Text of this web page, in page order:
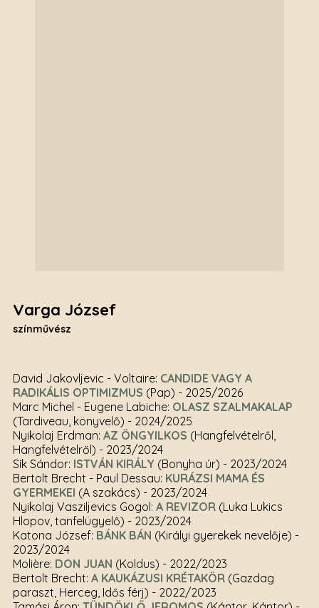
Varga József
színművész
David Jakovljevic - Voltaire: CANDIDE VAGY A
RADIKÁLIS OPTIMIZMUS (Pap) - 2025/2026
Marc Michel - Eugene Labiche: OLASZ SZALMAKALAP
(Tardiveau, könyvelő) - 2024/2025
Nyikolaj Erdman: AZ ÖNGYILKOS (Hangfelvételről,
Hangfelvételről) - 2023/2024
Sík Sándor: ISTVÁN KIRÁLY (Bonyha úr) - 2023/2024
Bertolt Brecht - Paul Dessau: KURÁZSI MAMA ÉS
GYERMEKEI (A szakács) - 2023/2024
Nyikolaj Vasziljevics Gogol: A REVIZOR(Luka Lukics
Hlopov, tanfelügyelő) - 2023/2024
Katona József: BÁNK BÁN (Királyi gyerekek nevelője) -
2023/2024
Molière: DON JUAN (Koldus) - 2022/2023
Bertolt Brecht: A KAUKÁZUSI KRÉTAKÖR(Gazdag
paraszt, Herceg, Idős férj) - 2022/2023